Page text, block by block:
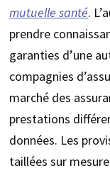
mutuelle santé.
prendre
garanties d’une
compagnies
marché des
prestations
données. Les
taillées sur